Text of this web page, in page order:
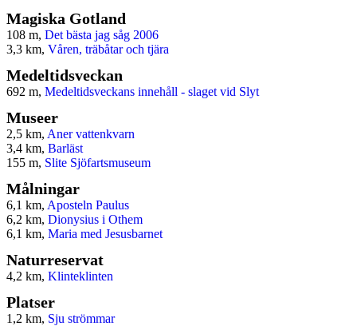
Magiska Gotland
108 m, Det bästa jag såg 2006
3,3 km, Våren, träbåtar och tjära
Medeltidsveckan
692 m, Medeltidsveckans innehåll - slaget vid Slyt
Museer
2,5 km, Aner vattenkvarn
3,4 km, Barläst
155 m, Slite Sjöfartsmuseum
Målningar
6,1 km, Aposteln Paulus
6,2 km, Dionysius i Othem
6,1 km, Maria med Jesusbarnet
Naturreservat
4,2 km, Klinteklinten
Platser
1,2 km, Sju strömmar